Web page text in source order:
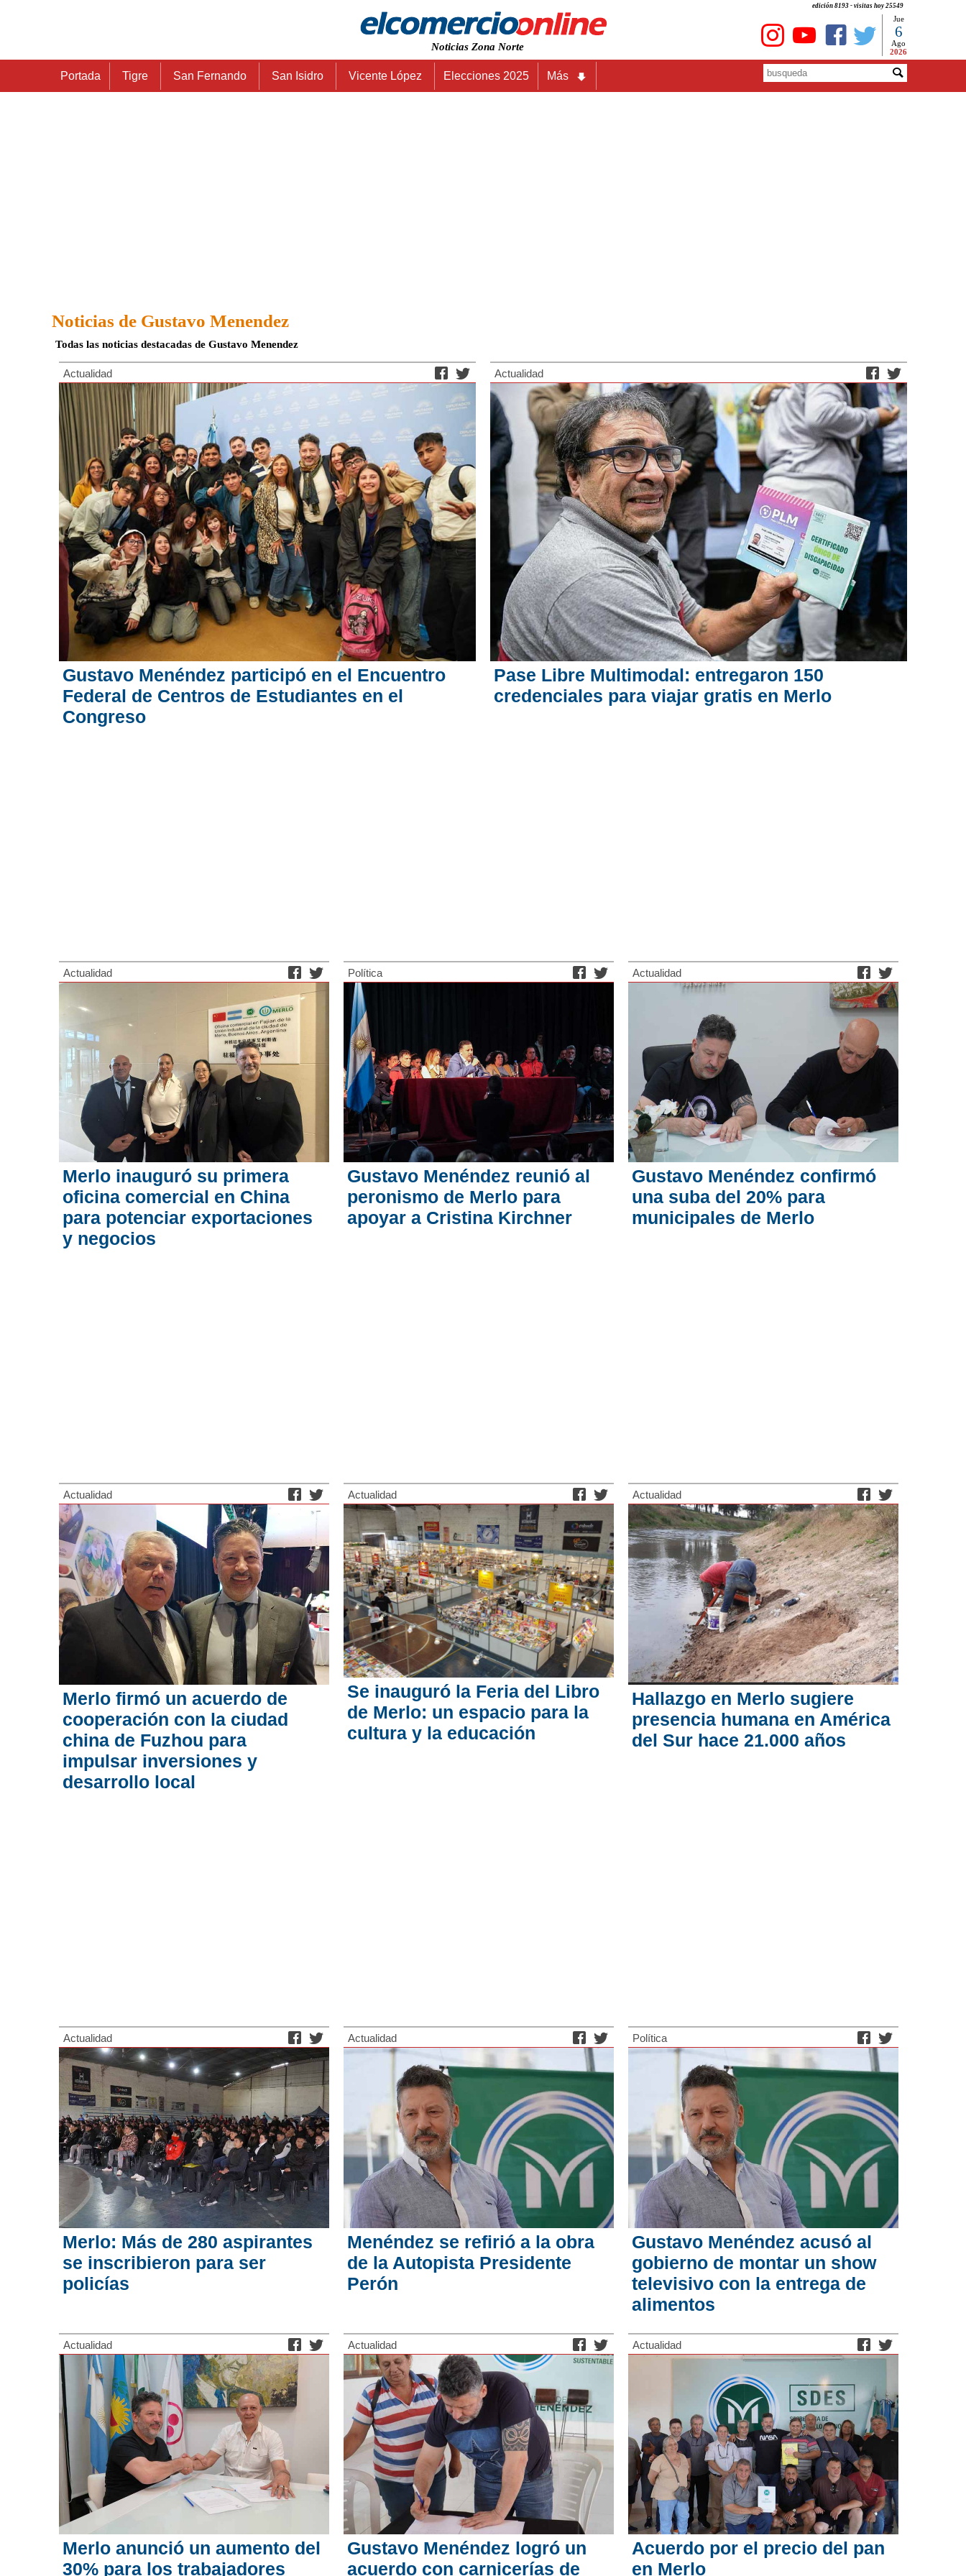
edición 8193 - visitas hoy 25549
Noticias Zona Norte
Jue
6
Ago
2026
Portada Tigre San Fernando San Isidro Vicente López Elecciones 2025 Más
Noticias de Gustavo Menendez
Todas las noticias destacadas de Gustavo Menendez
Actualidad
Gustavo Menéndez participó en el Encuentro
Federal de Centros de Estudiantes en el
Congreso
Actualidad
Pase Libre Multimodal: entregaron 150
credenciales para viajar gratis en Merlo
Actualidad
Merlo inauguró su primera
oficina comercial en China
para potenciar exportaciones
y negocios
Política
Gustavo Menéndez reunió al
peronismo de Merlo para
apoyar a Cristina Kirchner
Actualidad
Gustavo Menéndez confirmó
una suba del 20% para
municipales de Merlo
Actualidad
Merlo firmó un acuerdo de
cooperación con la ciudad
china de Fuzhou para
impulsar inversiones y
desarrollo local
Actualidad
Se inauguró la Feria del Libro
de Merlo: un espacio para la
cultura y la educación
Actualidad
Hallazgo en Merlo sugiere
presencia humana en América
del Sur hace 21.000 años
Actualidad
Merlo: Más de 280 aspirantes
se inscribieron para ser
policías
Actualidad
Menéndez se refirió a la obra
de la Autopista Presidente
Perón
Política
Gustavo Menéndez acusó al
gobierno de montar un show
televisivo con la entrega de
alimentos
Actualidad
Merlo anunció un aumento del
30% para los trabajadores
Actualidad
Gustavo Menéndez logró un
acuerdo con carnicerías de
Actualidad
Acuerdo por el precio del pan
en Merlo